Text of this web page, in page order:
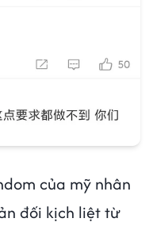
của mỹ nhân
đối kịch liệt từ